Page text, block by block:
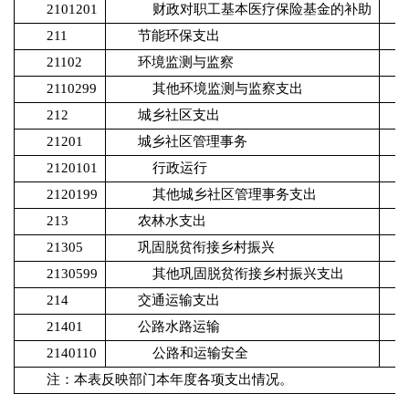
2101201
财政对职工基本医疗保险基金的补助
211
节能环保支出
21102
环境监测与监察
2110299
其他环境监测与监察支出
212
城乡社区支出
21201
城乡社区管理事务
2120101
行政运行
2120199
其他城乡社区管理事务支出
213
农林水支出
21305
巩固脱贫衔接乡村振兴
2130599
其他巩固脱贫衔接乡村振兴支出
214
交通运输支出
21401
公路水路运输
2140110
公路和运输安全
注：本表反映部门本年度各项支出情况。